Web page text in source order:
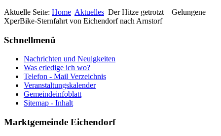
Aktuelle Seite: Home Aktuelles Der Hitze getrotzt – Gelungene
XperBike-Sternfahrt von Eichendorf nach Arnstorf
Schnellmenü
Nachrichten und Neuigkeiten
Was erledige ich wo?
Telefon - Mail Verzeichnis
Veranstaltungskalender
Gemeindeinfoblatt
Sitemap - Inhalt
Marktgemeinde Eichendorf